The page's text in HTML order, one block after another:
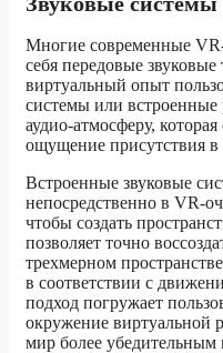
Многие современные
себя передовые
виртуальный опыт
системы или
аудио-атмосферу,
ощущение присутствия
Встроенные звуковые
непосредственно в VR-
чтобы создать
позволяет точно
трехмерном
в соответствии с
подход погружает
окружение виртуальной
мир более